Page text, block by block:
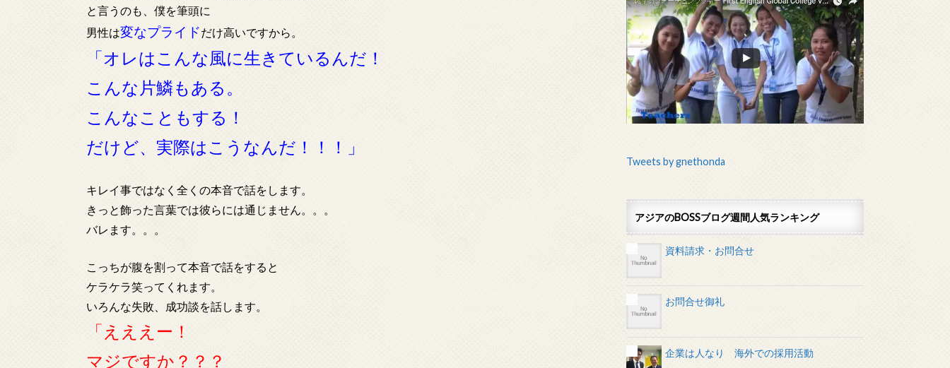
と言うのも、僕を筆頭に
男性は変なプライドだけ高いですから。
「オレはこんな風に生きているんだ！
こんな片鱗もある。
こんなこともする！
だけど、実際はこうなんだ！！！」
キレイ事ではなく全くの本音で話をします。
きっと飾った言葉では彼らには通じません。。。
バレます。。。
こっちが腹を割って本音で話をすると
ケラケラ笑ってくれます。
いろんな失敗、成功談を話します。
「えええー！
マジですか？？？
Tweets by gnethonda
アジアのBOSSブログ週間人気ランキング
資料請求・お問合せ
お問合せ御礼
企業は人なり 海外での採用活動